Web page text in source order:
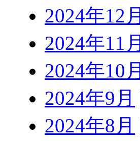
2024年12月
2024年11月
2024年10月
2024年9月
2024年8月